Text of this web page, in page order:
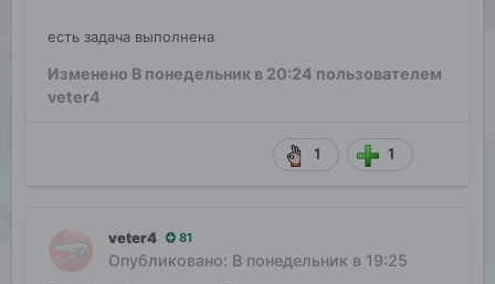
есть задача выполнена
Изменено В понедельник в 20:24 пользователем
veter4
1 1
veter4 81
Опубликовано: В понедельник в 19:25